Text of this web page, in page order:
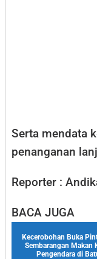
Serta mendata
penanganan
Reporter :
BACA JUGA
Kecerobohan Buka
Sembarangan Makan
Pengendara di